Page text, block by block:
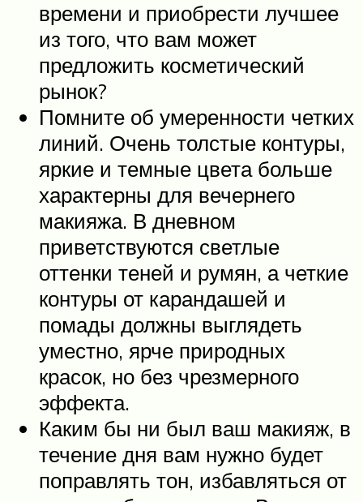
времени и приобрести лучшее
из того, что вам может
предложить косметический
рынок?
Помните об умеренности четких
линий. Очень толстые контуры,
яркие и темные цвета больше
характерны для вечернего
макияжа. В дневном
приветствуются светлые
оттенки теней и румян, а четкие
контуры от карандашей и
помады должны выглядеть
уместно, ярче природных
красок, но без чрезмерного
эффекта.
Каким бы ни был ваш макияж, в
течение дня вам нужно будет
поправлять тон, избавляться от